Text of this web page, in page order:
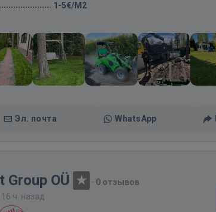
1-5€/M2
Эл. почта WhatsApp
Group OÜ · 0 отзывов
ч. назад